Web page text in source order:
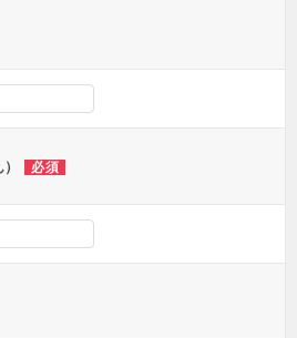
必須